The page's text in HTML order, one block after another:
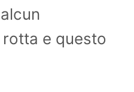
e questo